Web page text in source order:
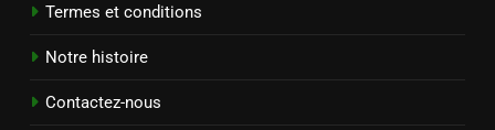
Termes et conditions
Notre histoire
Contactez-nous